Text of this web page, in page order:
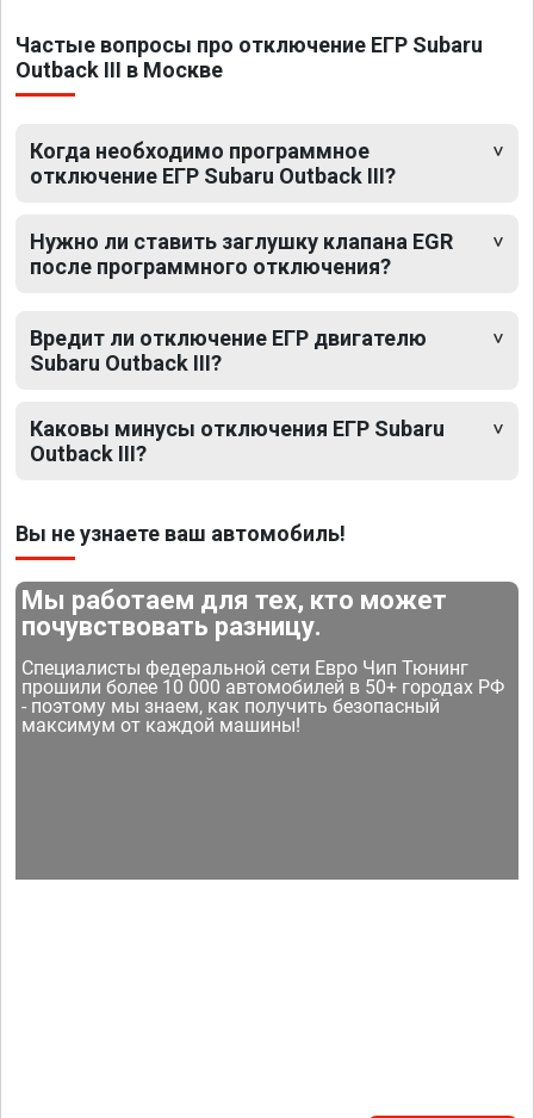
Частые вопросы про отключение ЕГР Subaru
Outback III в Москве
Когда необходимо программное
отключение ЕГР Subaru Outback III?
Нужно ли ставить заглушку клапана EGR
после программного отключения?
Вредит ли отключение ЕГР двигателю
Subaru Outback III?
Каковы минусы отключения ЕГР Subaru
Outback III?
Вы не узнаете ваш автомобиль!
Мы работаем для тех, кто может
почувствовать разницу.
Специалисты федеральной сети Евро Чип Тюнинг
прошили более 10 000 автомобилей в 50+ городах РФ
- поэтому мы знаем, как получить безопасный
максимум от каждой машины!